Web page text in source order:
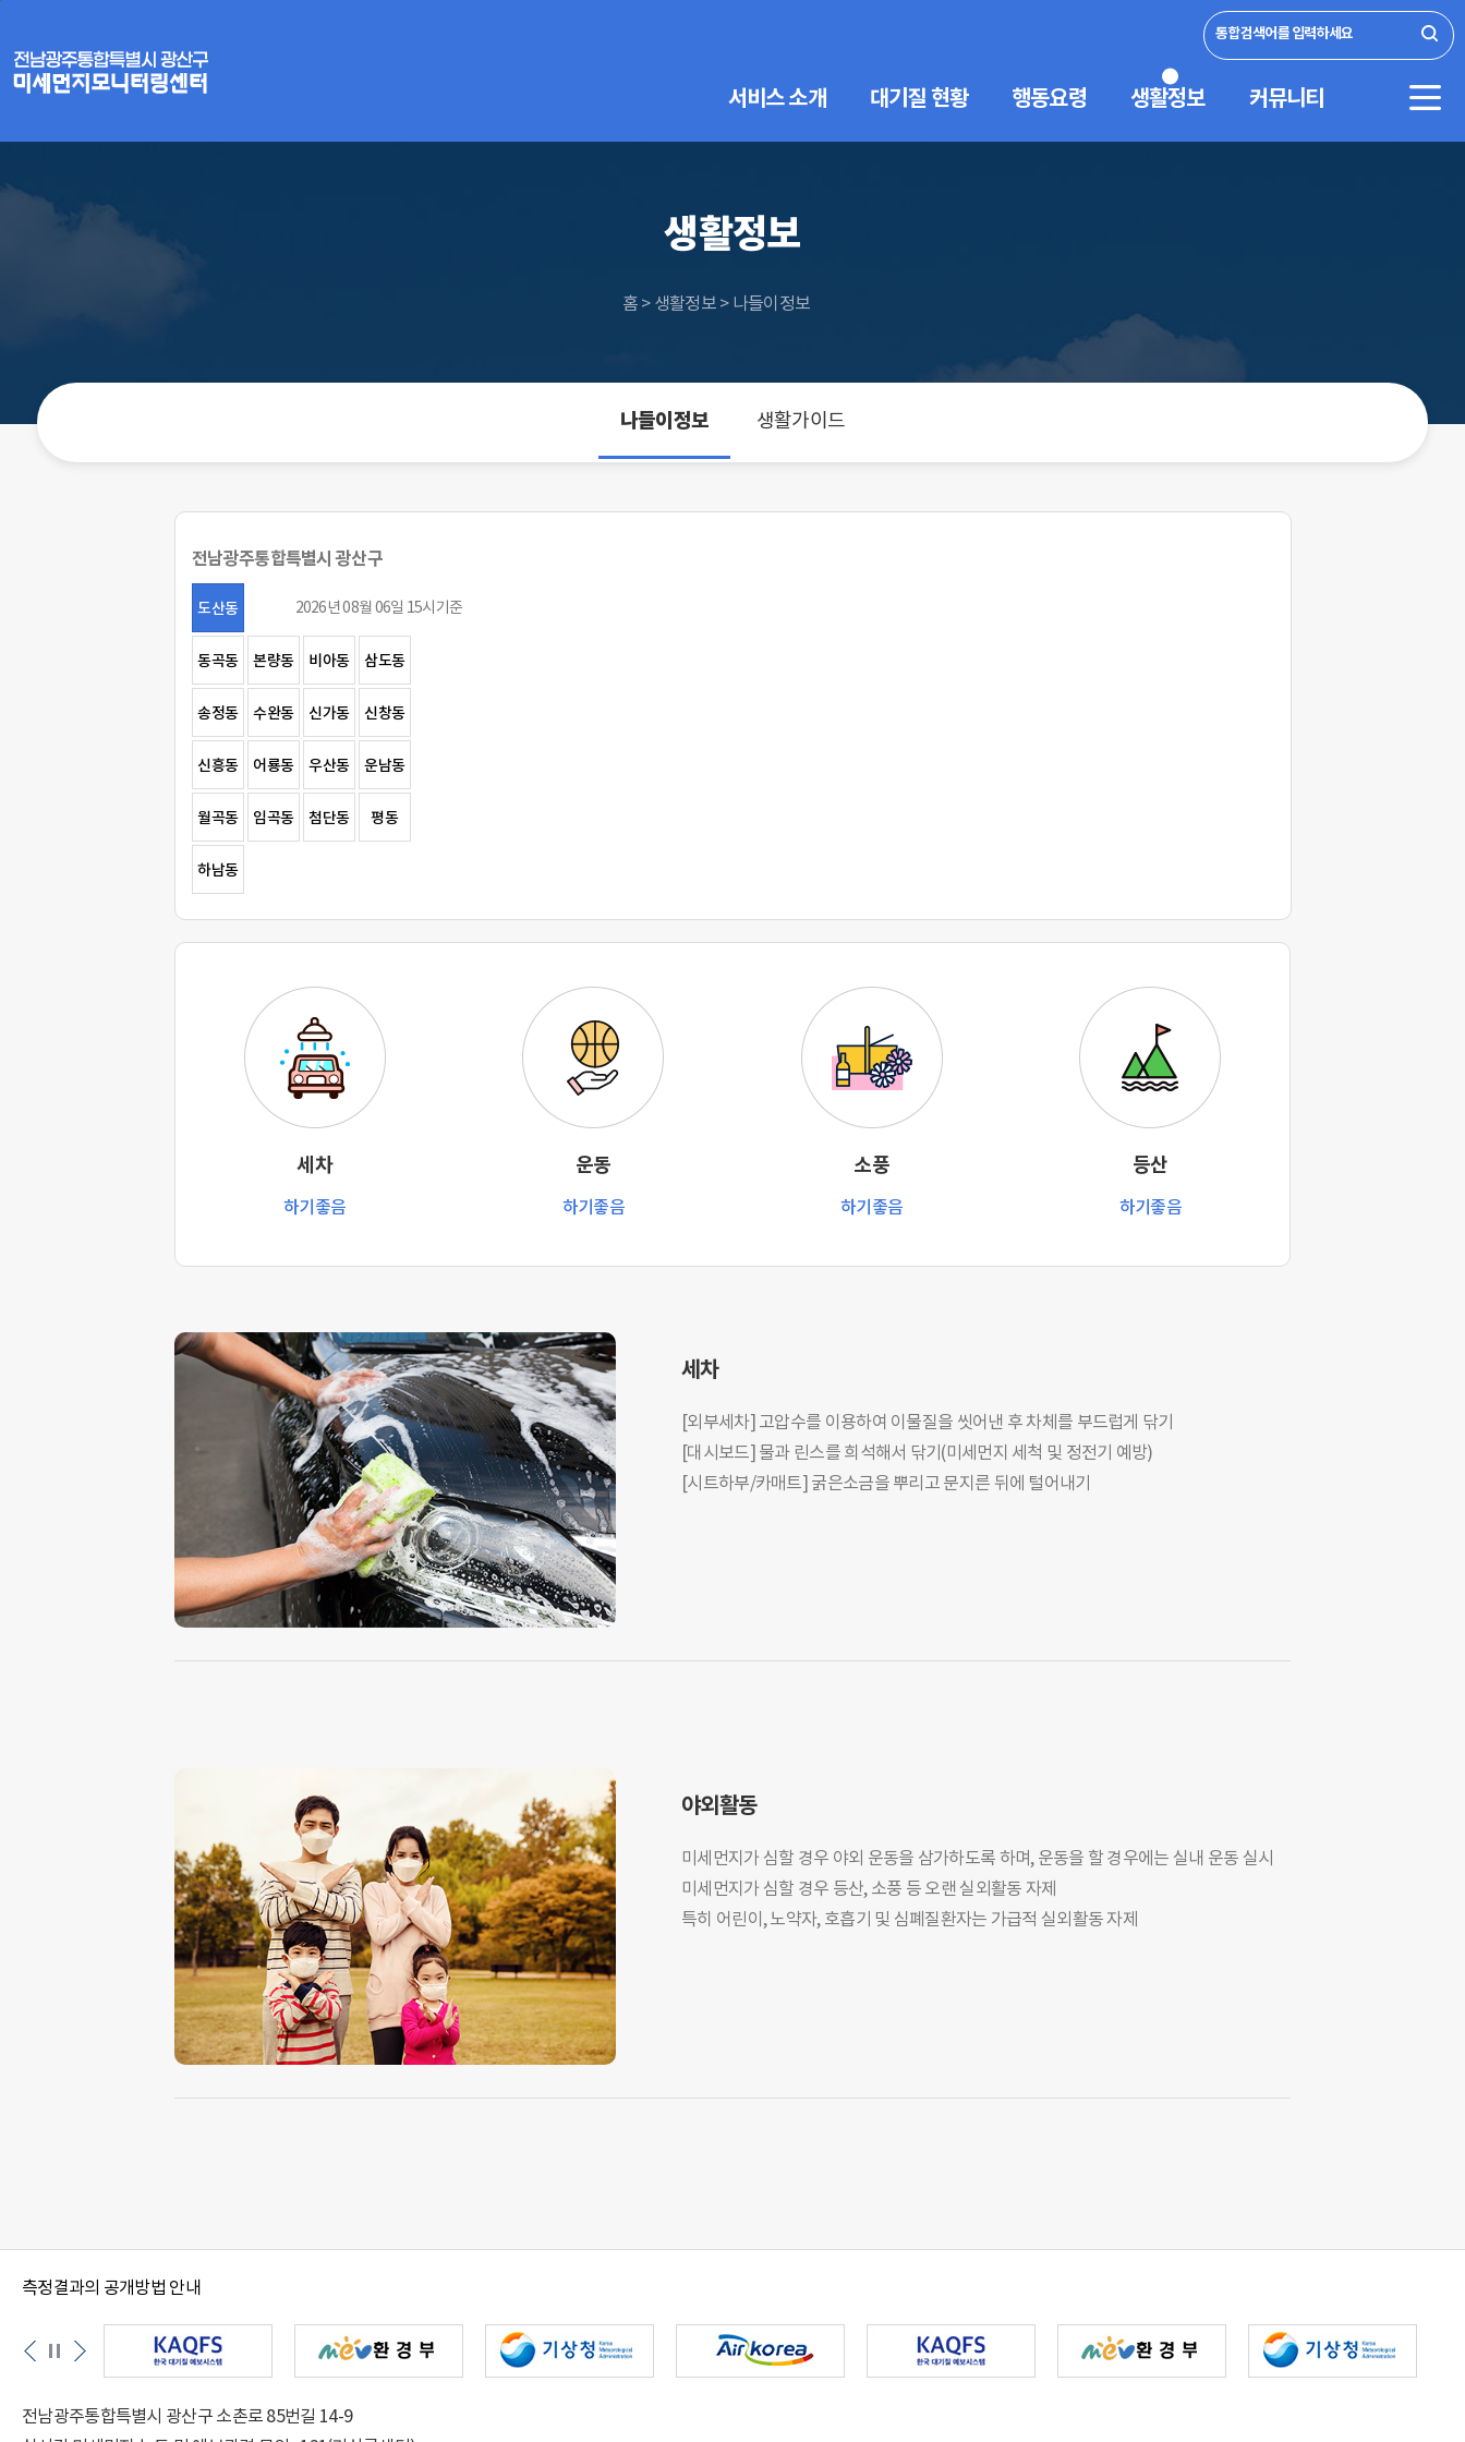
서비스 소개 대기질 현황 행동요령 생활정보 커뮤니티
통합검색어를 입력하세요
생활정보
홈 > 생활정보 > 나들이정보
나들이정보 생활가이드
전남광주통합특별시 광산구
2026년 08월 06일 15시기준
도산동
동곡동 본량동 비아동 삼도동
송정동 수완동 신가동 신창동
신흥동 어룡동 우산동 운남동
월곡동 임곡동 첨단동 평동
하남동
세차
하기좋음
운동
하기좋음
소풍
하기좋음
등산
하기좋음
세차
[외부세차] 고압수를 이용하여 이물질을 씻어낸 후 차체를 부드럽게 닦기
[대시보드] 물과 린스를 희석해서 닦기(미세먼지 세척 및 정전기 예방)
[시트하부/카매트] 굵은소금을 뿌리고 문지른 뒤에 털어내기
야외활동
미세먼지가 심할 경우 야외 운동을 삼가하도록 하며, 운동을 할 경우에는 실내 운동 실시
미세먼지가 심할 경우 등산, 소풍 등 오랜 실외활동 자제
특히 어린이, 노약자, 호흡기 및 심폐질환자는 가급적 실외활동 자제
측정결과의 공개방법 안내
전남광주통합특별시 광산구 소촌로 85번길 14-9